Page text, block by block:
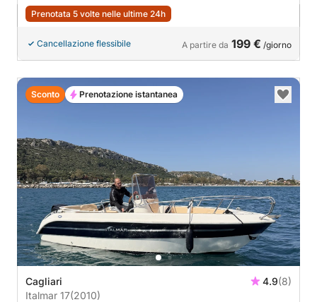
Prenotata 5 volte nelle ultime 24h
Cancellazione flessibile A partire da 199 € /giorno
Cagliari 4.9(8)
Italmar 17(2010)
Sconto Prenotazione istantanea